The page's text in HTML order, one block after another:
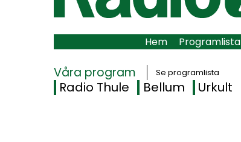
Hem Programlista
Våra program Se programlista
Radio Thule Bellum Urkult